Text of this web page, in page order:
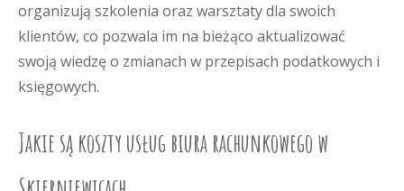
organizują szkolenia oraz warsztaty dla swoich
klientów, co pozwala im na bieżąco aktualizować
swoją wiedzę o zmianach w przepisach podatkowych i
księgowych.
Jakie są koszty usług biura rachunkowego w